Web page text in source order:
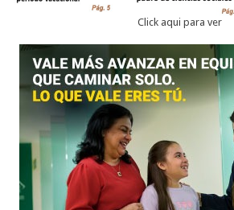
Click aqui para ver